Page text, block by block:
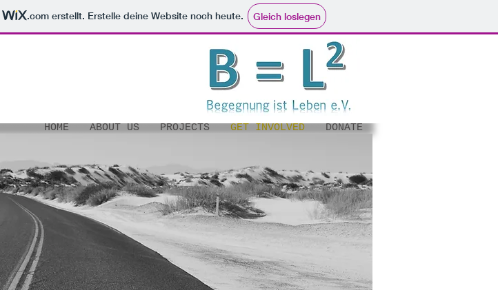
.com erstellt. Erstelle deine Website noch heute. Gleich loslegen
HOME ABOUT US PROJECTS GET INVOLVED DONATE